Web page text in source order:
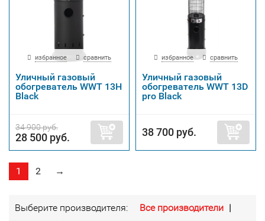
избранное сравнить
Уличный газовый
обогреватель WWT 13H
Black
34 900 руб.
28 500 руб.
избранное сравнить
Уличный газовый
обогреватель WWT 13D
pro Black
38 700 руб.
1 2 →
Выберите производителя: Все производители |